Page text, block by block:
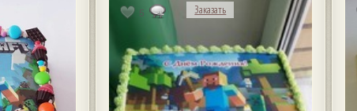
5 Заказать